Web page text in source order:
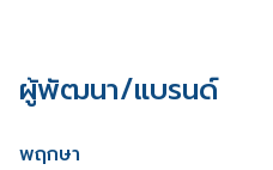
ผู้พัฒนา/แบรนด์
พฤกษา